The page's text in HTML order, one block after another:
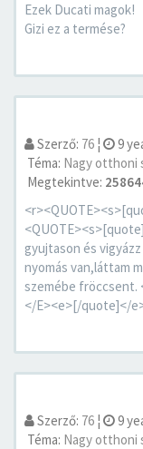
Ezek Ducati magok!
Gizi ez a termése?
Szerző: 76 ¦ 9
Téma: Nagy otthoni
Megtekintve:
gyujtason és
nyomás van,láttam
szemébe fröccsent.
</E><e>[/quote]</
Szerző: 76 ¦ 9
Téma: Nagy otthoni